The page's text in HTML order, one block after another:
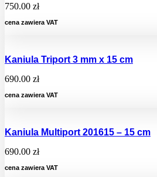
750.00 zł
cena zawiera VAT
Kaniula Triport 3 mm x 15 cm
690.00 zł
cena zawiera VAT
Kaniula Multiport 201615 – 15 cm
690.00 zł
cena zawiera VAT